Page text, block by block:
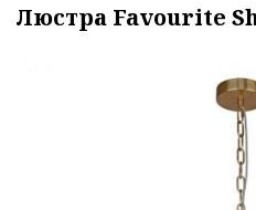
Люстра Favourite